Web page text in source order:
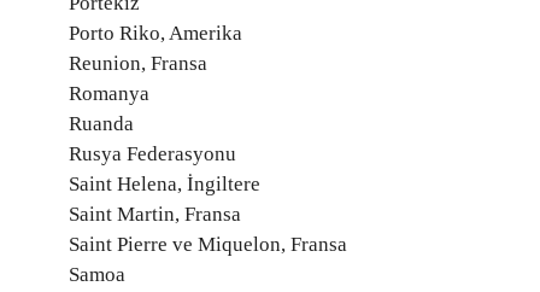
Porto Riko, Amerika
Reunion, Fransa
Romanya
Ruanda
Rusya Federasyonu
Saint Helena, İngiltere
Saint Martin, Fransa
Saint Pierre ve Miquelon, Fransa
Samoa